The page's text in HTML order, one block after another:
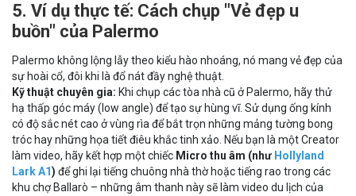
5. Ví dụ thực tế: Cách chụp "Vẻ đẹp u
buồn" của Palermo
Palermo không lộng lẫy theo kiểu hào nhoáng, nó mang vẻ đẹp của
sự hoài cổ, đôi khi là đổ nát đầy nghệ thuật.
Kỹ thuật chuyên gia: Khi chụp các tòa nhà cũ ở Palermo, hãy thử
hạ thấp góc máy (low angle) để tạo sự hùng vĩ. Sử dụng ống kính
có độ sắc nét cao ở vùng rìa để bắt trọn những mảng tường bong
tróc hay những họa tiết điêu khắc tinh xảo. Nếu bạn là một Creator
làm video, hãy kết hợp một chiếc Micro thu âm (như Hollyland
Lark A1) để ghi lại tiếng chuông nhà thờ hoặc tiếng rao trong các
khu chợ Ballarò – những âm thanh này sẽ làm video du lịch của